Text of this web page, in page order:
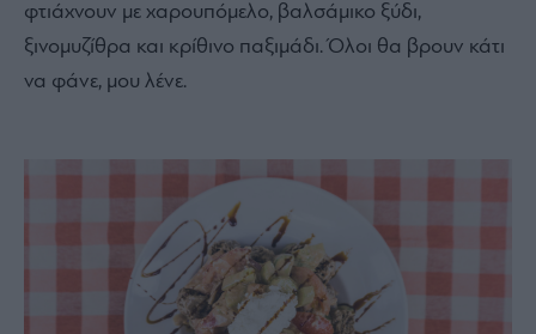
φτιάχνουν με χαρουπόμελο, βαλσάμικο ξύδι,
ξινομυζίθρα και κρίθινο παξιμάδι. Όλοι θα βρουν κάτι
να φάνε, μου λένε.